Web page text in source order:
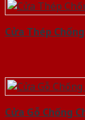
Cửa Thép
Cửa Gỗ Chống